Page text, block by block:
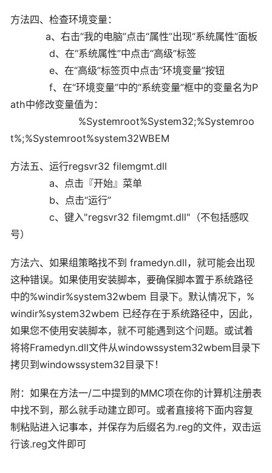
方法四、检查环境变量：
a、右击“我的电脑”点击“属性”出现“系统属性”面板
d、在“系统属性”中点击“高级”标签
e、在“高级”标签页中点击“环境变量”按钮
f、在“环境变量”中的“系统变量”框中的变量名为P
ath中修改变量值为：
%Systemroot%System32;%Systemroo
t%;%Systemroot%system32WBEM
方法五、运行regsvr32 filemgmt.dll
a、点击『开始』菜单
b、点击“运行”
c、键入"regsvr32 filemgmt.dll"（不包括感叹
号）
方法六、如果组策略找不到 framedyn.dll，就可能会出现
这种错误。如果使用安装脚本，要确保脚本置于系统路径
中的%windir%system32wbem 目录下。默认情况下，%
windir%system32wbem 已经存在于系统路径中，因此，
如果您不使用安装脚本，就不可能遇到这个问题。或试着
将将Framedyn.dll文件从windowssystem32wbem目录下
拷贝到windowssystem32目录下！
附：如果在方法一/二中提到的MMC项在你的计算机注册表
中找不到，那么就手动建立即可。或者直接将下面内容复
制粘贴进入记事本，并保存为后缀名为.reg的文件，双击运
行该.reg文件即可